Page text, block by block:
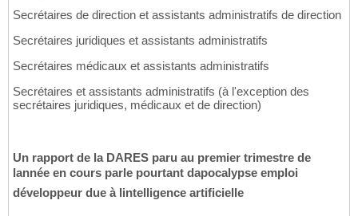
Secrétaires de direction et assistants administratifs de direction
Secrétaires juridiques et assistants administratifs
Secrétaires médicaux et assistants administratifs
Secrétaires et assistants administratifs (à l'exception des
secrétaires juridiques, médicaux et de direction)
Un rapport de la DARES paru au premier trimestre de
lannée en cours parle pourtant dapocalypse emploi
développeur due à lintelligence artificielle